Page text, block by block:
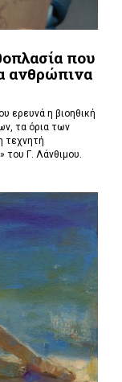
που
ανθρώπινα
ερευνά η βιοηθική
τα όρια των
τεχνητή
του Γ. Λάνθιμου.